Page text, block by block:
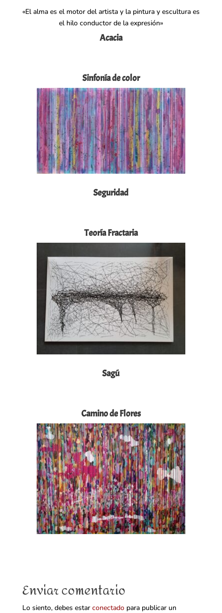
«El alma es el motor del artista y la pintura y escultura es
el hilo conductor de la expresión»
Acacia
Sinfonía de color
Seguridad
Teoría Fractaria
Sagú
Camino de Flores
Enviar comentario
Lo siento, debes estar conectadopara publicar un